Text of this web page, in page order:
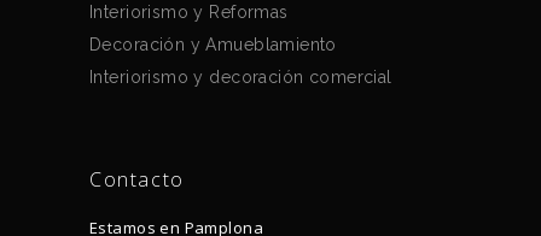
Interiorismo y Reformas
Decoración y Amueblamiento
Interiorismo y decoración comercial
Contacto
Estamos en Pamplona